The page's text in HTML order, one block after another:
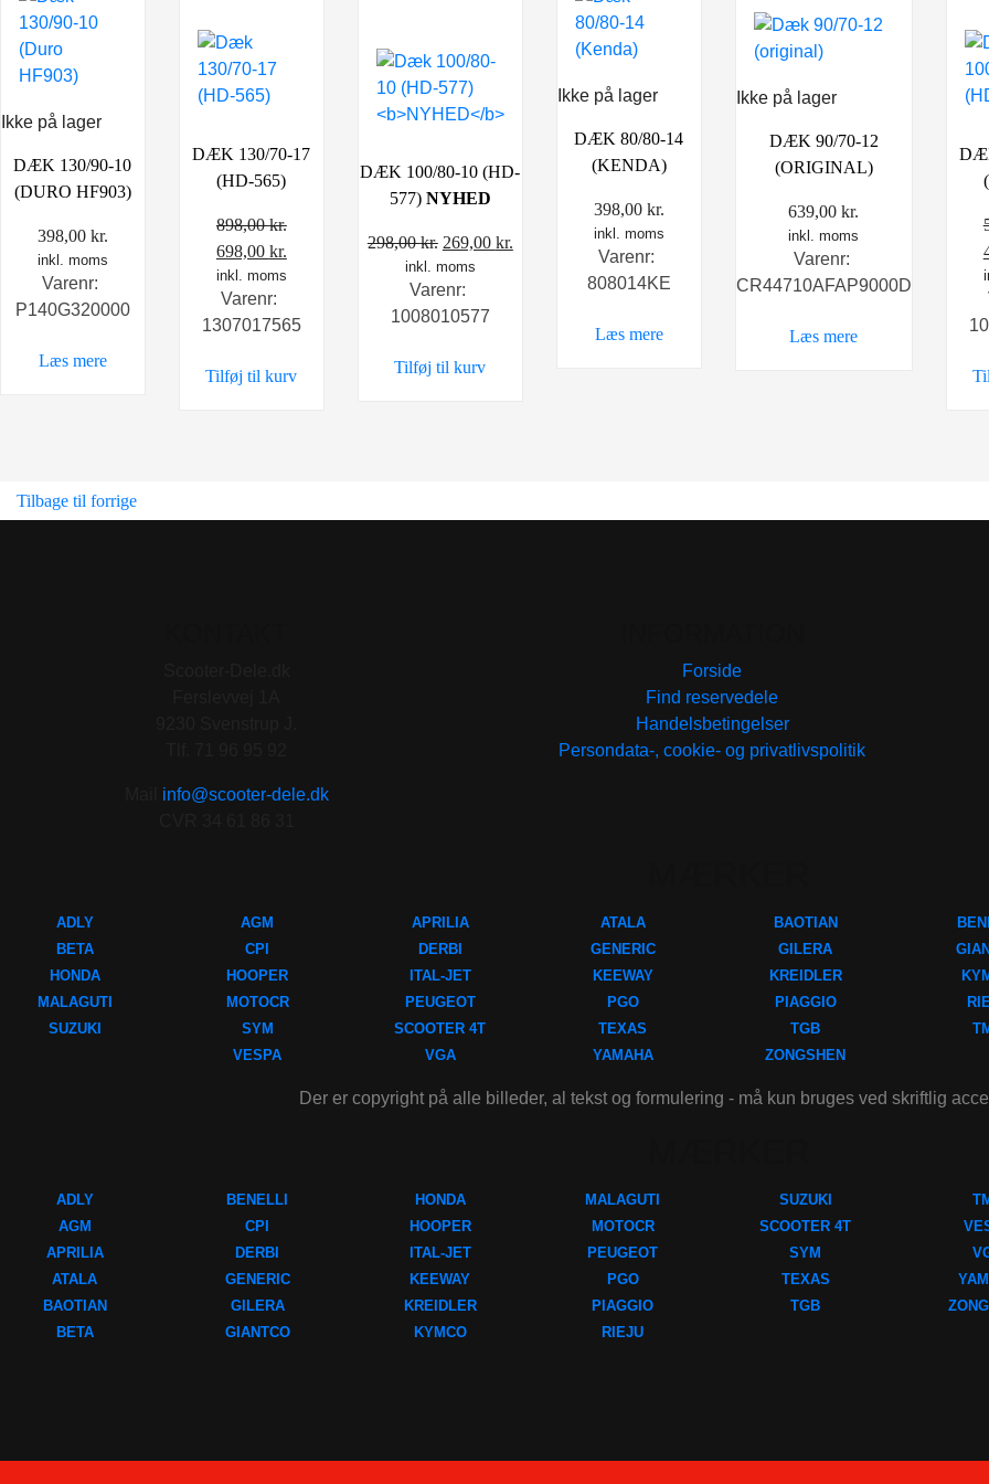
Ikke på lager
DÆK 130/90-10
(DURO HF903)
398,00 kr.
inkl. moms
Varenr:
P140G320000
Læs mere
DÆK 130/70-17
(HD-565)
898,00kr.
Den
oprindelige
pris
var:
698,00 kr.
aktuelle
er:
inkl. moms
Varenr:
1307017565
Tilføj til kurv
DÆK 100/80-10 (HD-
577) NYHED
298,00kr. Den
oprindelige
pris
var:
269,00 kr.
inkl. moms
Varenr:
1008010577
Tilføj til kurv
Ikke på lager
DÆK 80/80-14
(KENDA)
398,00 kr.
inkl. moms
Varenr:
808014KE
Læs mere
Ikke på lager
DÆK 90/70-12
(ORIGINAL)
639,00kr.
inkl. moms
Varenr:
CR44710AFAP9000D
Læs mere
Tilbage til forrige
info@scooter-dele.dk
Forside
Find reservedele
Handelsbetingelser
Persondata-, cookie- og privatlivspolitik
ADLY
BETA
HONDA
MALAGUTI
SUZUKI
AGM
CPI
HOOPER
MOTOCR
SYM
VESPA
APRILIA
DERBI
ITAL-JET
PEUGEOT
SCOOTER 4T
VGA
ATALA
GENERIC
KEEWAY
PGO
TEXAS
YAMAHA
BAOTIAN
GILERA
KREIDLER
PIAGGIO
TGB
ZONGSHEN
Der er copyright på alle billeder, al tekst og formulering - må kun bruges ved skriftlig
ADLY
AGM
APRILIA
ATALA
BAOTIAN
BETA
BENELLI
CPI
DERBI
GENERIC
GILERA
GIANTCO
HONDA
HOOPER
ITAL-JET
KEEWAY
KREIDLER
KYMCO
MALAGUTI
MOTOCR
PEUGEOT
PGO
PIAGGIO
RIEJU
SUZUKI
SCOOTER 4T
SYM
TEXAS
TGB